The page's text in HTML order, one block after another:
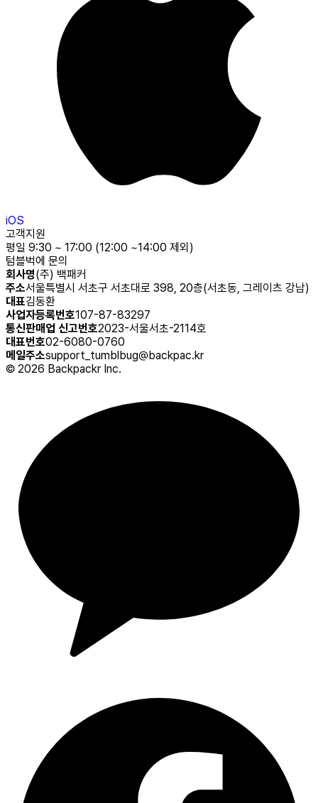
iOS
고객지원
평일 9:30 ~ 17:00 (12:00 ~14:00 제외)
텀블벅에 문의
회사명(주) 백패커
주소서울특별시 서초구 서초대로 398, 20층(서초동, 그레이츠 강남)
대표김동환
사업자등록번호107-87-83297
통신판매업 신고번호2023-서울서초-2114호
대표번호02-6080-0760
메일주소support_tumblbug@backpac.kr
© 2026 Backpackr Inc.